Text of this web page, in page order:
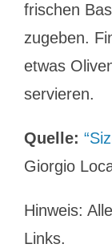
frischen
zugeben.
etwas
servieren.
Quelle:
Giorgio
Hinweis:
Links.